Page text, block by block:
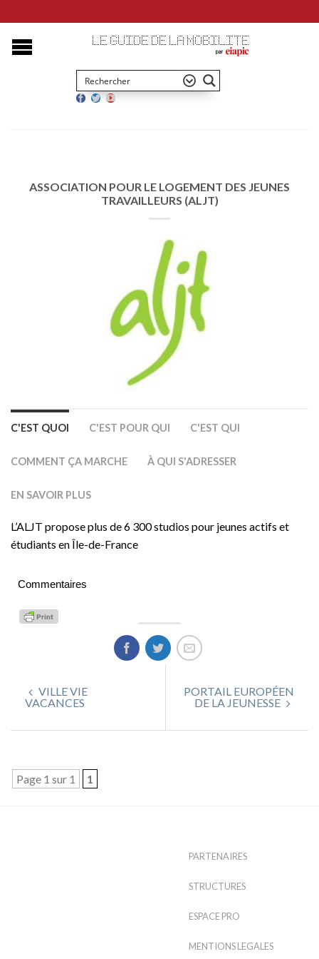
ASSOCIATION POUR LE LOGEMENT DES JEUNES
TRAVAILLEURS (ALJT)
C'EST QUOI C'EST POUR QUI C'EST QUI
COMMENT ÇA MARCHE À QUI S'ADRESSER
EN SAVOIR PLUS
L’ALJT propose plus de 6 300 studios pour jeunes actifs et
étudiants en Île-de-France
Commentaires
VILLE VIE
VACANCES
PORTAIL EUROPÉEN
DE LA JEUNESSE
Page 1 sur 1 1
PARTENAIRES
STRUCTURES
ESPACE PRO
MENTIONS LEGALES